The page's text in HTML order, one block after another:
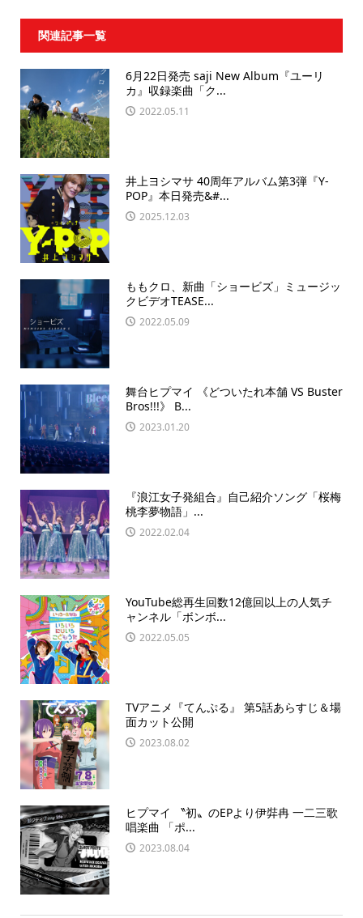
関連記事一覧
6月22日発売 saji New Album『ユーリ
カ』収録楽曲「ク...
2022.05.11
井上ヨシマサ 40周年アルバム第3弾『Y-
POP』本日発売&#...
2025.12.03
ももクロ、新曲「ショービズ」ミュージッ
クビデオTEASE...
2022.05.09
舞台ヒプマイ 《どついたれ本舗 VS Buster
Bros!!!》 B...
2023.01.20
『浪江女子発組合』自己紹介ソング「桜梅
桃李夢物語」...
2022.02.04
YouTube総再生回数12億回以上の人気チ
ャンネル「ボンボ...
2022.05.05
TVアニメ『てんぷる』 第5話あらすじ＆場
面カット公開
2023.08.02
ヒプマイ 〝初〟のEPより伊弉冉 一二三歌
唱楽曲 「ポ...
2023.08.04